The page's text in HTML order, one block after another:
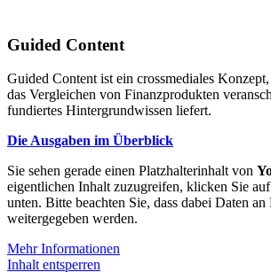
Guided Content
Guided Content ist ein crossmediales
das Vergleichen von Finanzprodukten
fundiertes Hintergrundwissen liefert.
Die Ausgaben im Überblick
Sie sehen gerade einen Platzhalterinhalt von
eigentlichen Inhalt zuzugreifen, klicken Sie
unten. Bitte beachten Sie, dass dabei Daten
weitergegeben werden.
Mehr Informationen
Inhalt entsperren